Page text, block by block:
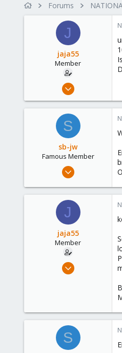
r
t
a
t
e
Forums
J
jaja55
Member
Jun 15, 2023
2
S
sb-jw
Famous Member
Jan 23, 2018
302
J
jaja55
Member
Jun 15, 2023
S